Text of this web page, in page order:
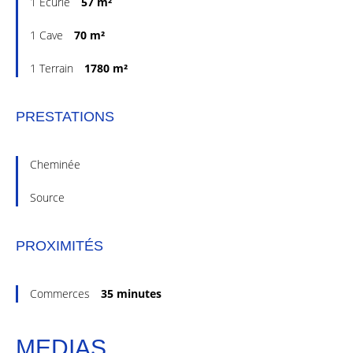
1 Cave 70 m²
1 Terrain 1780 m²
PRESTATIONS
Cheminée
Source
PROXIMITÉS
Commerces 35 minutes